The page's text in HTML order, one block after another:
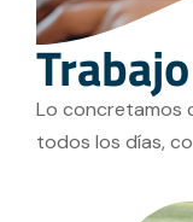
Trabajo
Lo concretamos
todos los días,